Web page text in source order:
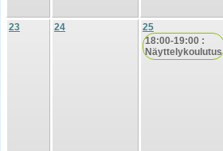
23 24
25
18:00-19:00 :
Näyttelykoulutus